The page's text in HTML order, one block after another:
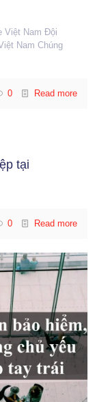
Việt Nam Đội
Nam Chúng
0 Read more
tại
0 Read more